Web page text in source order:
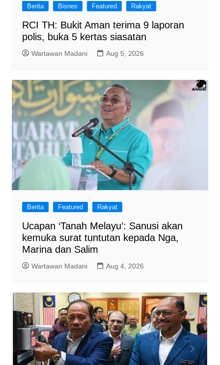
Berita Bisnes Featured Rakyat
RCI TH: Bukit Aman terima 9 laporan
polis, buka 5 kertas siasatan
Wartawan Madani Aug 5, 2026
Berita Featured Rakyat
Ucapan ‘Tanah Melayu’: Sanusi akan
kemuka surat tuntutan kepada Nga,
Marina dan Salim
Wartawan Madani Aug 4, 2026